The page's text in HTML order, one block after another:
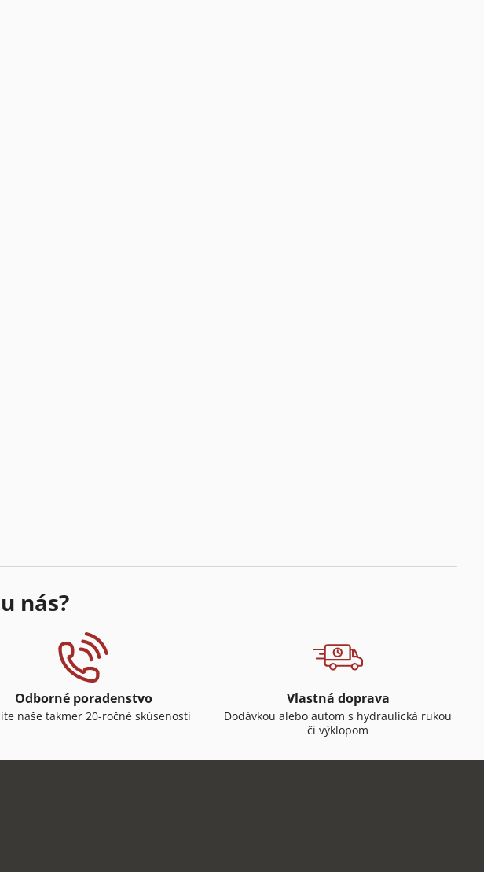
nás?
Odborné poradenstvo
naše takmer 20-ročné skúsenosti
Vlastná doprava
Dodávkou alebo autom s hydraulická rukou
či výklopom